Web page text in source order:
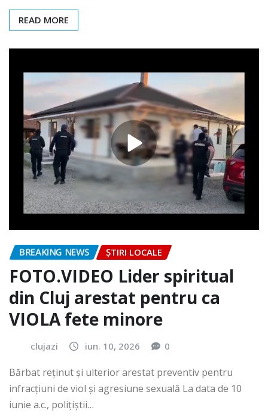
READ MORE
BREAKING NEWS ȘTIRI LOCALE
FOTO.VIDEO Lider spiritual
din Cluj arestat pentru ca
VIOLA fete minore
clujazi iun. 10, 2026 0
Bărbat reținut și ulterior arestat preventiv pentru
infracțiuni de viol și agresiune sexuală La data de 10
iunie a.c., polițiștii…